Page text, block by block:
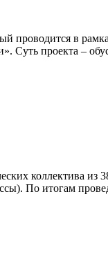
проводится в
Суть проекта –
коллектива из
По итогам